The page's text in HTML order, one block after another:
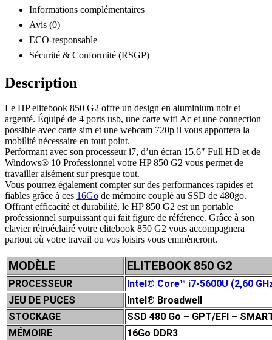
Informations complémentaires
Avis (0)
ECO-responsable
Sécurité & Conformité (RSGP)
Description
Le HP elitebook 850 G2 offre un design en aluminium noir et
argenté. Équipé de 4 ports usb, une carte wifi Ac et une connection
possible avec carte sim et une webcam 720p il vous apportera la
mobilité nécessaire en tout point.
Performant avec son processeur i7, d’un écran 15.6″ Full HD et de
Windows® 10 Professionnel votre HP 850 G2 vous permet de
travailler aisément sur presque tout.
Vous pourrez également compter sur des performances rapides et
fiables grâce à ces 16Go de mémoire couplé au SSD de 480go.
Offrant efficacité et durabilité, le HP 850 G2 est un portable
professionnel surpuissant qui fait figure de référence. Grâce à son
clavier rétroéclairé votre elitebook 850 G2 vous accompagnera
partout où votre travail ou vos loisirs vous emmèneront.
MODÈLE ELITEBOOK 850 G2
PROCESSEUR
Intel® Core™ i7-5600U (2,60
JEU DE PUCES
Intel® Broadwell
STOCKAGE
SSD 480 Go – GPT/EFI –
MÉMOIRE
16Go DDR3